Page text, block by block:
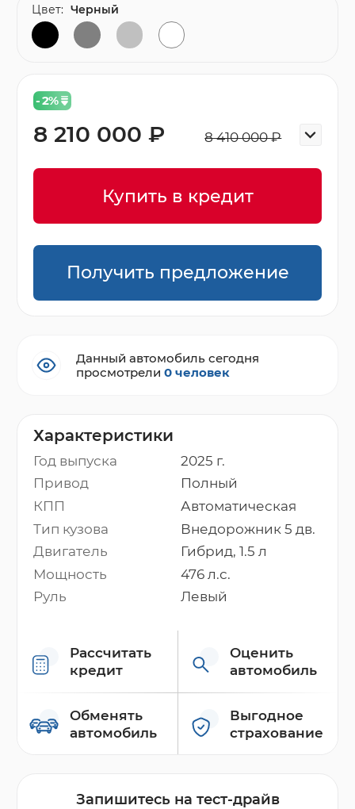
Характеристики
Год выпуска
2025 г.
Привод
Полный
КПП
Автоматическая
Тип кузова
Внедорожник 5 дв.
Двигатель
Гибрид, 1.5 л
Мощность
476 л.с.
Руль
Левый
Рассчитать
кредит
Оценить
автомобиль
Обменять
автомобиль
Выгодное
страхование
- 2%
8 410 000 ₽
8 210 000 ₽
Купить в кредит
Получить предложение
Цвет: Черный
Данный автомобиль сегодня
просмотрели0 человек
Запишитесь на тест-драйв